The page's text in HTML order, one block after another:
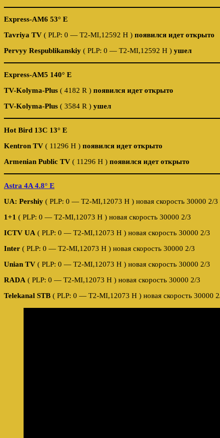
Express-AM6 53° E
Tavriya TV ( PLP: 0 — T2-MI,12592 Н ) появился идет открыто
Pervyy Respublikanskiy ( PLP: 0 — T2-MI,12592 Н ) ушел
Express-AM5 140° E
TV-Kolyma-Plus ( 4182 R ) появился идет открыто
TV-Kolyma-Plus ( 3584 R ) ушел
Hot Bird 13C 13° E
Kentron TV ( 11296 H ) появился идет открыто
Armenian Public TV ( 11296 H ) появился идет открыто
Astra 4A 4.8° E
UA: Pershiy ( PLP: 0 — T2-MI,12073 H ) новая скорость 30000 2/3
1+1 ( PLP: 0 — T2-MI,12073 H ) новая скорость 30000 2/3
ICTV UA ( PLP: 0 — T2-MI,12073 H ) новая скорость 30000 2/3
Inter ( PLP: 0 — T2-MI,12073 H ) новая скорость 30000 2/3
Unian TV ( PLP: 0 — T2-MI,12073 H ) новая скорость 30000 2/3
RADA ( PLP: 0 — T2-MI,12073 H ) новая скорость 30000 2/3
Telekanal STB ( PLP: 0 — T2-MI,12073 H ) новая скорость 30000